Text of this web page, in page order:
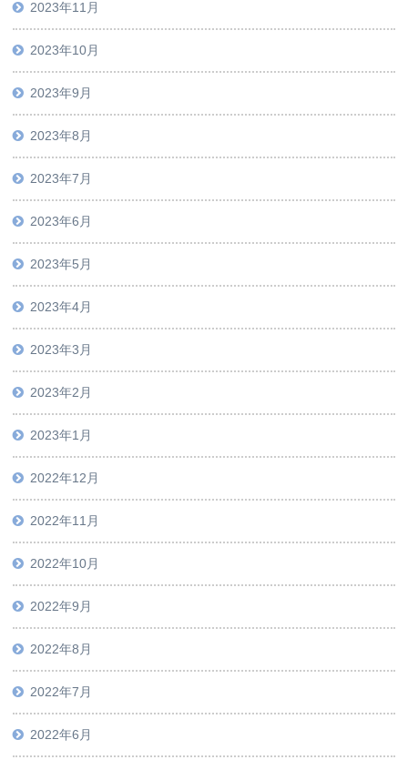
2023年11月
2023年10月
2023年9月
2023年8月
2023年7月
2023年6月
2023年5月
2023年4月
2023年3月
2023年2月
2023年1月
2022年12月
2022年11月
2022年10月
2022年9月
2022年8月
2022年7月
2022年6月